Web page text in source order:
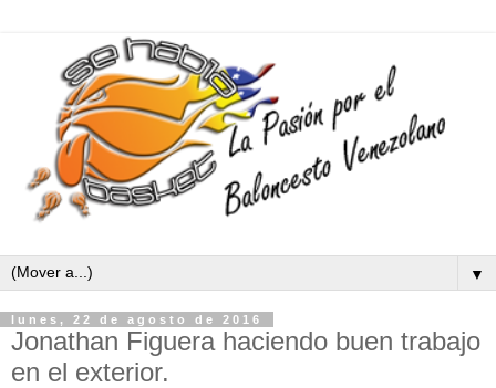
▼
lunes, 22 de agosto de 2016
Jonathan Figuera haciendo buen trabajo
en el exterior.